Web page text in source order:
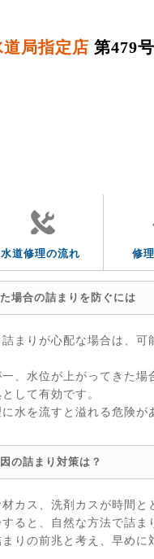
局指定店 第479号
水道修理の流れ 修
場合の詰まりを防ぐには
まりが心配な場合は、
、水位が上がってきた
して有効です。
水を流すと溢れる危険が
の詰まり対策は？
カス、洗剤カスが時間
ると、自然な方法で詰
りの前兆と考え、早めに